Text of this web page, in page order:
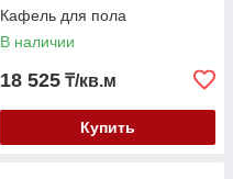
Кафель для пола
В наличии
18 525 ₸/кв.м
Купить